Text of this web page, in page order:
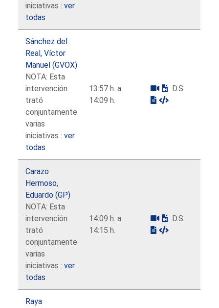
iniciativas :ver
todas
Sánchez del
Real, Víctor
Manuel (GVOX)
NOTA: Esta
intervención
trató
conjuntamente
varias
iniciativas :ver
todas
13:57 h. a
14:09 h.
D.S
Carazo
Hermoso,
Eduardo (GP)
NOTA: Esta
intervención
trató
conjuntamente
varias
iniciativas :ver
todas
14:09 h. a
14:15 h.
D.S
Raya